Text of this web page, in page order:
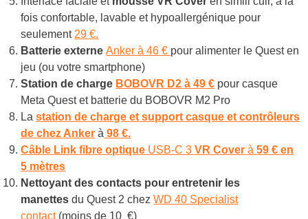
fois confortable, lavable et hypoallergénique pour
seulement 29 €.
Batterie externe Anker à 46 € pour alimenter le Quest en
jeu (ou votre smartphone)
Station de charge BOBOVR D2 à 49 € pour casque
Meta Quest et batterie du BOBOVR M2 Pro
Lastation de charge et support casque et contrôleurs
de chez Anker à 98 €.
Câble Linkfibre optique USB-C 3VR Cover à59 € en
5 mètres
Nettoyant des contacts pour entretenir les
manettes du Quest 2 chezWD 40 Specialist
contact(moins de 10 €)